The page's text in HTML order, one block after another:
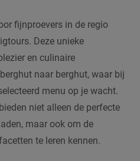
fijnproevers in de regio
Deze unieke
en culinaire
naar berghut, waar bij
menu op je wacht.
niet alleen de perfecte
maar ook om de
te leren kennen.